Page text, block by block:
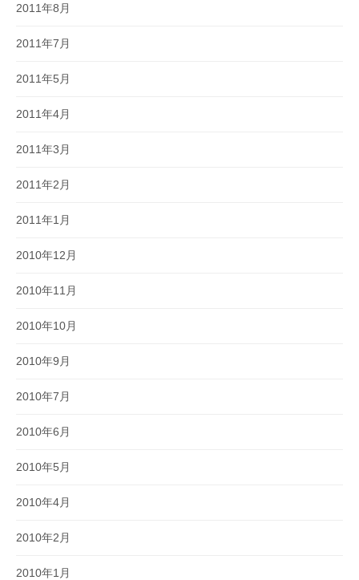
2011年8月
2011年7月
2011年5月
2011年4月
2011年3月
2011年2月
2011年1月
2010年12月
2010年11月
2010年10月
2010年9月
2010年7月
2010年6月
2010年5月
2010年4月
2010年2月
2010年1月